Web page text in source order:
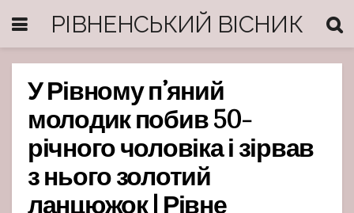
РІВНЕНСЬКИЙ ВІСНИК
У Рівному п’яний
молодик побив 50-
річного чоловіка і зірвав
з нього золотий